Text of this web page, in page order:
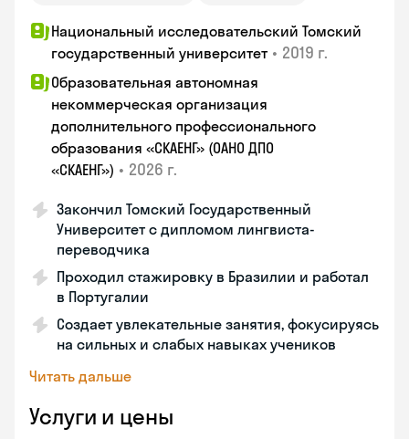
Национальный исследовательский Томский
государственный университет • 2019 г.
Образовательная автономная
некоммерческая организация
дополнительного профессионального
образования «СКАЕНГ» (ОАНО ДПО
«СКАЕНГ») • 2026 г.
Закончил Томский Государственный
Университет с дипломом лингвиста-
переводчика
Проходил стажировку в Бразилии и работал
в Португалии
Создает увлекательные занятия, фокусируясь
на сильных и слабых навыках учеников
Читать дальше
Услуги и цены